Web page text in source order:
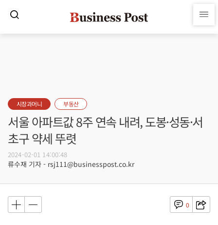
시장과머니 부동산
서울 아파트값 8주 연속 내려, 도봉·성동·서
초구 약세 뚜렷
2024-02-01 14:00:48
류수재 기자 - rsj111@businesspost.co.kr
0